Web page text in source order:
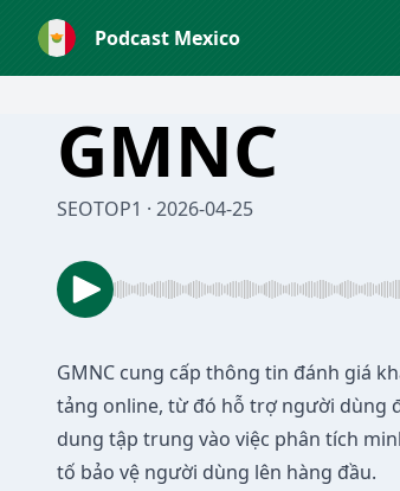
Podcast Mexico
GMNC
SEOTOP1 · 2026-04-25
GMNC cung cấp thông tin đánh giá
tảng online, từ đó hỗ trợ người dùng
dung tập trung vào việc phân tích
tố bảo vệ người dùng lên hàng đầu.